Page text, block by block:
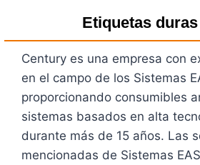
Etiquetas duras
Century es una empresa con
en el campo de los Sistemas
proporcionando consumibles
sistemas basados en alta
durante más de 15 años. Las
mencionadas de Sistemas